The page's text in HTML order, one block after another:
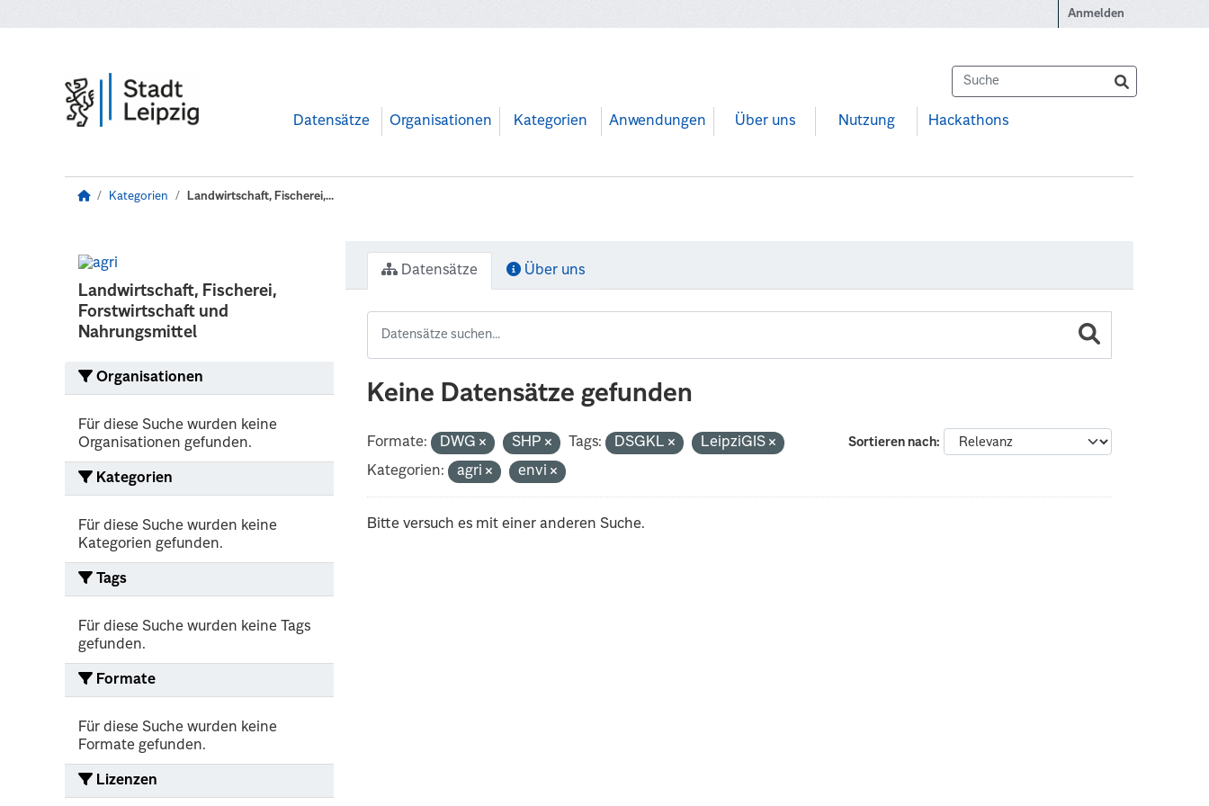
Anmelden
Datensätze Organisationen Kategorien Anwendungen Über uns Nutzung Hackathons
Kategorien Landwirtschaft, Fischerei,...
Landwirtschaft, Fischerei,
Forstwirtschaft und
Nahrungsmittel
Organisationen
Für diese Suche wurden keine
Organisationen gefunden.
Kategorien
Für diese Suche wurden keine
Kategorien gefunden.
Tags
Für diese Suche wurden keine Tags
gefunden.
Formate
Für diese Suche wurden keine
Formate gefunden.
Lizenzen
Datensätze Über uns
Keine Datensätze gefunden
Sortieren nach
Formate: DWG SHP Tags: DSGKL
LeipziGIS
Kategorien:
agri envi
Bitte versuch es mit einer anderen Suche.